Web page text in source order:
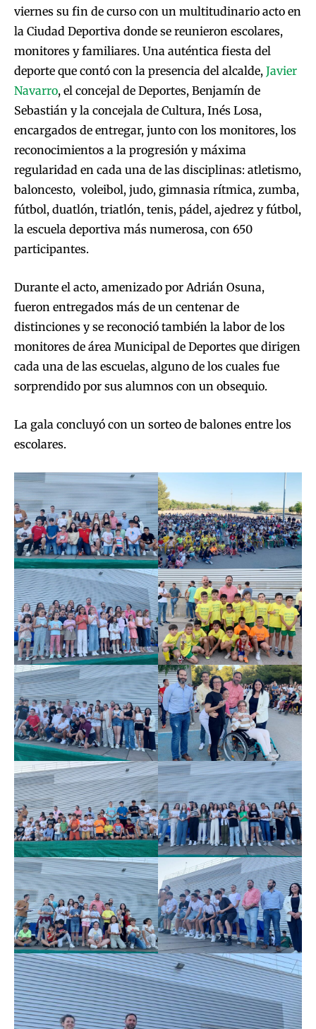
viernes su fin de curso con un multitudinario acto en
la Ciudad Deportiva donde se reunieron escolares,
monitores y familiares. Una auténtica fiesta del
deporte que contó con la presencia del alcalde, Javier
Navarro, el concejal de Deportes, Benjamín de
Sebastián y la concejala de Cultura, Inés Losa,
encargados de entregar, junto con los monitores, los
reconocimientos a la progresión y máxima
regularidad en cada una de las disciplinas: atletismo,
baloncesto, voleibol, judo, gimnasia rítmica, zumba,
fútbol, duatlón, triatlón, tenis, pádel, ajedrez y fútbol,
la escuela deportiva más numerosa, con 650
participantes.
Durante el acto, amenizado por Adrián Osuna,
fueron entregados más de un centenar de
distinciones y se reconoció también la labor de los
monitores de área Municipal de Deportes que dirigen
cada una de las escuelas, alguno de los cuales fue
sorprendido por sus alumnos con un obsequio.
La gala concluyó con un sorteo de balones entre los
escolares.